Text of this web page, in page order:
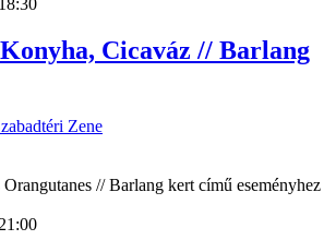
Cicaváz // Barlang
Zene